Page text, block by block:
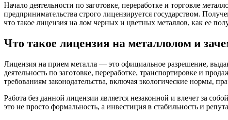
Начало деятельности по заготовке, переработке и торговле
предпринимательства строго лицензируется государством.
что такое лицензия на лом черных и цветных металлов, как ее
Что такое лицензия на металлолом и
Лицензия на прием металла — это официальное разрешение,
деятельность по заготовке, переработке, транспортировке и
требованиям законодательства, включая экологические нормы,
Работа без данной лицензии является незаконной и влечет за
это не просто формальность, а инвестиция в стабильность и